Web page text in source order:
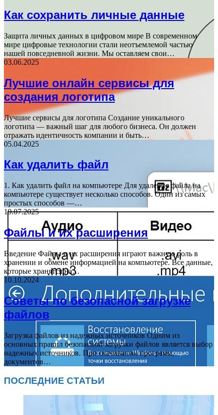
Как сохранить личные данные
Защита личных данных в цифровом мире В современном
мире цифровые технологии стали неотъемлемой частью
нашей повседневной жизни. Мы оставляем свои…
03.06.2025
Лучшие онлайн сервисы для
создания логотипа
Лучшие сервисы для логотипа Создание уникального
логотипа — важный шаг для любого бизнеса. Он должен
отражать идентичность компании и быть…
05.04.2025
Как удалить файл
1. Как удалить файл на компьютере Для удаления файла на
компьютере существует несколько способов. Один из самых
простых способов —…
19.07.2025
Файлы и их расширения
Введение Файлы и их расширения играют важную роль в
хранении и обмене информацией на компьютере. Все данные,
которые хранятся на…
10.10.2024
Советы по безопасной загрузке
файлов
Загрузка файлов из надежных источников Одним из
основных правил безопасной загрузки файлов является выбор
надежных источников. При скачивании программ,
документов…
ПОСЛЕДНИЕ СТАТЬИ